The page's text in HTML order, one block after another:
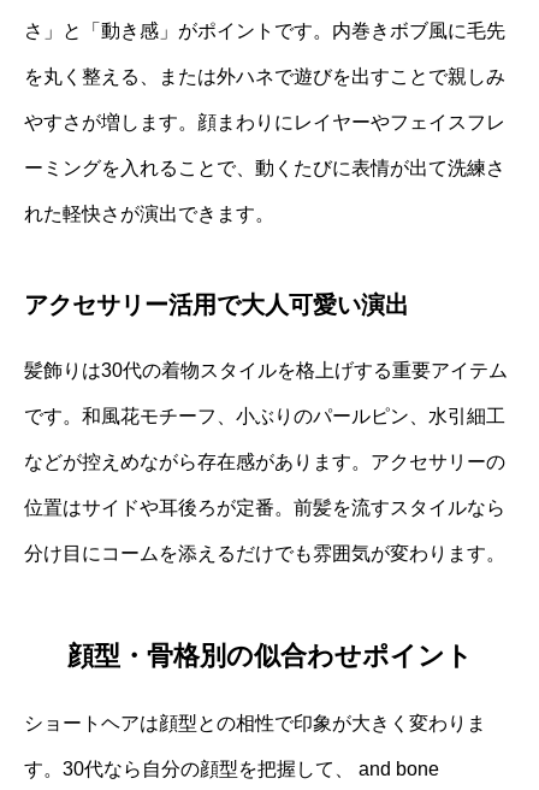
さ」と「動き感」がポイントです。内巻きボブ風に毛先
を丸く整える、または外ハネで遊びを出すことで親しみ
やすさが増します。顔まわりにレイヤーやフェイスフレ
ーミングを入れることで、動くたびに表情が出て洗練さ
れた軽快さが演出できます。
アクセサリー活用で大人可愛い演出
髪飾りは30代の着物スタイルを格上げする重要アイテム
です。和風花モチーフ、小ぶりのパールピン、水引細工
などが控えめながら存在感があります。アクセサリーの
位置はサイドや耳後ろが定番。前髪を流すスタイルなら
分け目にコームを添えるだけでも雰囲気が変わります。
顔型・骨格別の似合わせポイント
ショートヘアは顔型との相性で印象が大きく変わりま
す。30代なら自分の顔型を把握して、 and bone